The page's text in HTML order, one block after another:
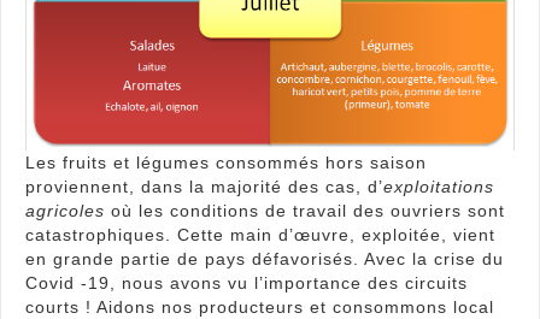
Les fruits et légumes consommés hors saison
proviennent, dans la majorité des cas, d’exploitations
agricoles où les conditions de travail des ouvriers sont
catastrophiques. Cette main d’œuvre, exploitée, vient
en grande partie de pays défavorisés. Avec la crise du
Covid -19, nous avons vu l’importance des circuits
courts ! Aidons nos producteurs et consommons local